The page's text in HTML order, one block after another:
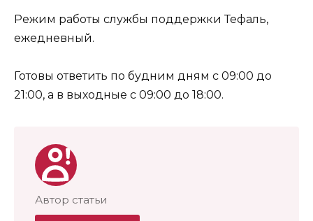
Режим работы службы поддержки Тефаль,
ежедневный.
Готовы ответить по будним дням с 09:00 до
21:00, а в выходные с 09:00 до 18:00.
Автор статьи